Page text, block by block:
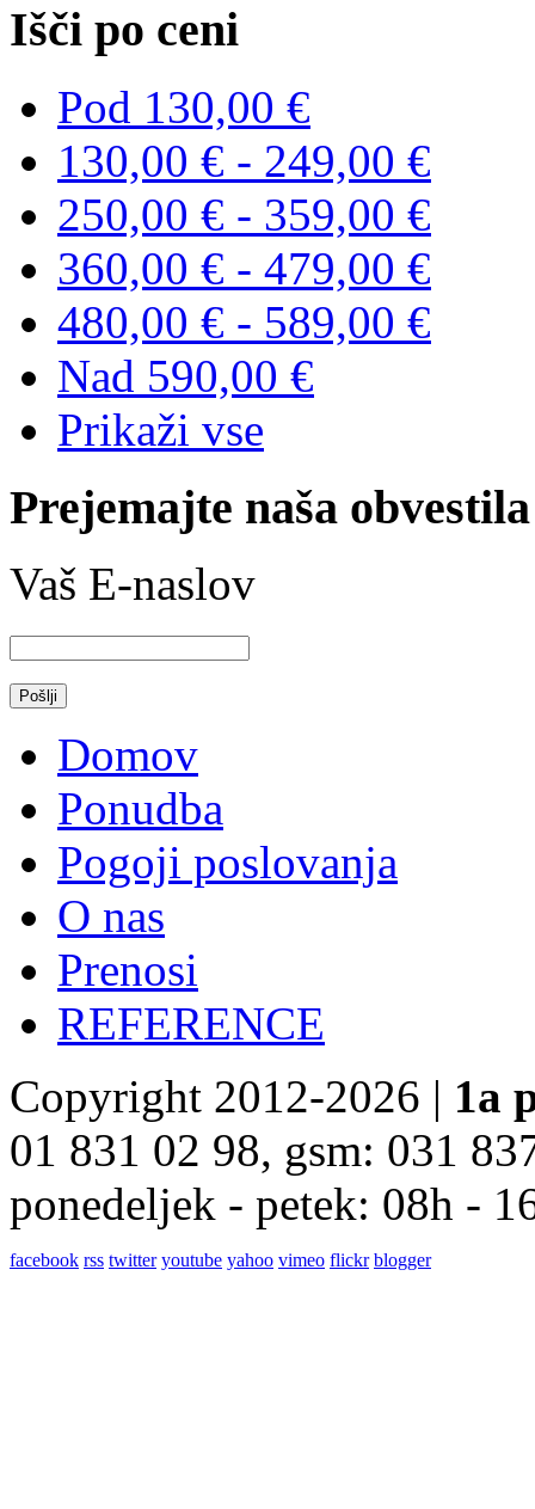
Išči po ceni
Pod 130,00 €
130,00 € - 249,00 €
250,00 € - 359,00 €
360,00 € - 479,00 €
480,00 € - 589,00 €
Nad 590,00 €
Prikaži vse
Prejemajte naša obvestila
Vaš E-naslov
Domov
Ponudba
Pogoji poslovanja
O nas
Prenosi
REFERENCE
Copyright 2012-2026 | 1a
01 831 02 98, gsm: 031
ponedeljek - petek: 08h -
facebook rss twitter youtube yahoo vimeo flickr blogger